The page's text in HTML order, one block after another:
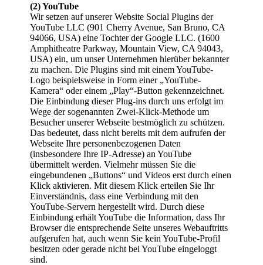
(2) YouTube
Wir setzen auf unserer Website Social Plugins der
YouTube LLC (901 Cherry Avenue, San Bruno, CA
94066, USA) eine Tochter der Google LLC. (1600
Amphitheatre Parkway, Mountain View, CA 94043,
USA) ein, um unser Unternehmen hierüber bekannter
zu machen. Die Plugins sind mit einem YouTube-
Logo beispielsweise in Form einer „YouTube-
Kamera“ oder einem „Play“-Button gekennzeichnet.
Die Einbindung dieser Plug-ins durch uns erfolgt im
Wege der sogenannten Zwei-Klick-Methode um
Besucher unserer Webseite bestmöglich zu schützen.
Das bedeutet, dass nicht bereits mit dem aufrufen der
Webseite Ihre personenbezogenen Daten
(insbesondere Ihre IP-Adresse) an YouTube
übermittelt werden. Vielmehr müssen Sie die
eingebundenen „Buttons“ und Videos erst durch einen
Klick aktivieren. Mit diesem Klick erteilen Sie Ihr
Einverständnis, dass eine Verbindung mit den
YouTube-Servern hergestellt wird. Durch diese
Einbindung erhält YouTube die Information, dass Ihr
Browser die entsprechende Seite unseres Webauftritts
aufgerufen hat, auch wenn Sie kein YouTube-Profil
besitzen oder gerade nicht bei YouTube eingeloggt
sind.